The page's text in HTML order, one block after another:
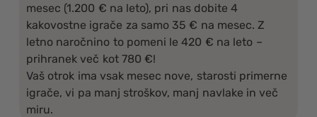
mesec (1.200 € na leto), pri nas dobite 4
kakovostne igrače za samo 35 € na mesec. Z
letno naročnino to pomeni le 420 € na leto –
prihranek več kot 780 €!
Vaš otrok ima vsak mesec nove, starosti primerne
igrače, vi pa manj stroškov, manj navlake in več
miru.